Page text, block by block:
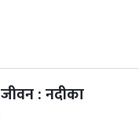
: नदीका